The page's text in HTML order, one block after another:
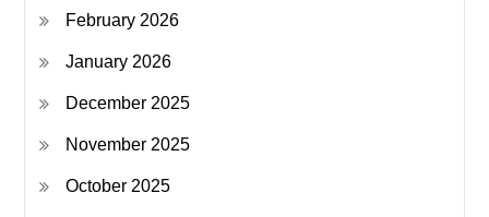
February 2026
January 2026
December 2025
November 2025
October 2025